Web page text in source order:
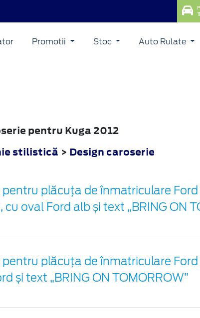
Promotii Stoc Auto Rulate
pentru Kuga 2012
stilistică > Design caroserie
plăcuța de înmatriculare Ford
cu oval Ford alb și text „BRING ON
plăcuța de înmatriculare Ford
și text „BRING ON TOMORROW”